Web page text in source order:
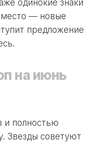
одинокие знаки
место — новые
предложение
на июнь
и полностью
Звезды советуют